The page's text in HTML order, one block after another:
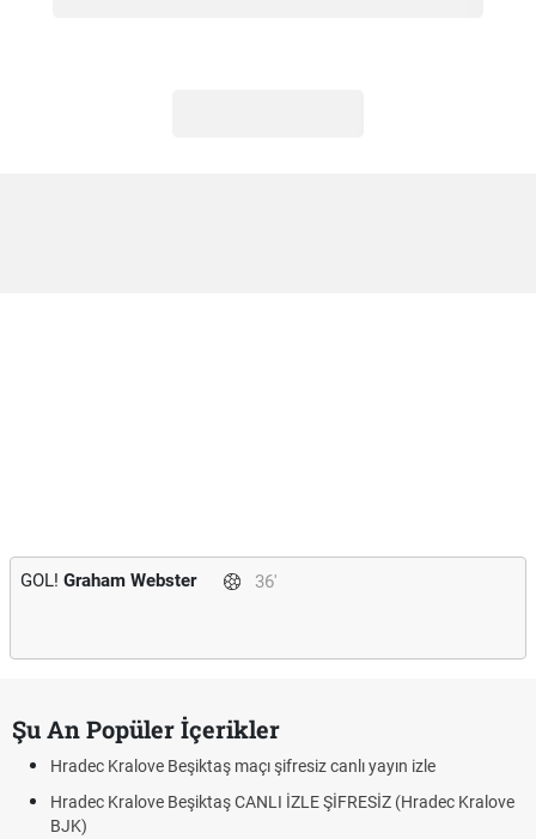
36'
GOL! Graham Webster
Şu An Popüler İçerikler
Hradec Kralove Beşiktaş maçı şifresiz canlı yayın izle
Hradec Kralove Beşiktaş CANLI İZLE ŞİFRESİZ (Hradec Kralove
BJK)